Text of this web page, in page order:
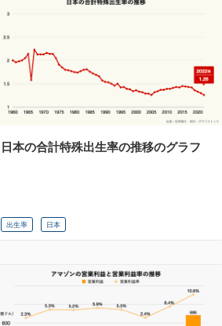
日本の合計特殊出生率の推移のグラフ
出生率 日本